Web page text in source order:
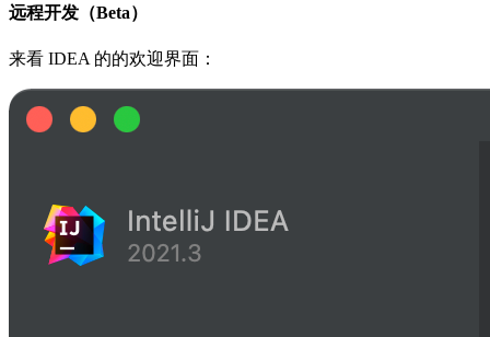
远程开发（Beta）
来看 IDEA 的的欢迎界面：